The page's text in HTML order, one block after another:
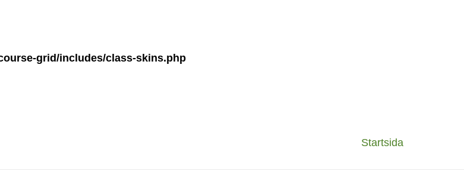
grid/includes/class-skins.php
Startsida